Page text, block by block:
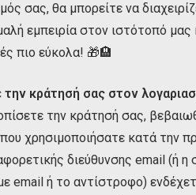
σας, θα μπορείτε να
εμπειρία στον ιστότοπό
πιο εύκολα! 🎁🏨
κράτησή σας στον
την κράτησή σας,
που χρησιμοποιήσατε κατά την
διεύθυνσης email (ή η
email ή το αντίστροφο)